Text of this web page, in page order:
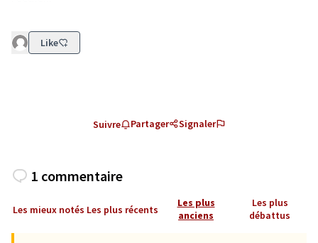
Like
Suivre Partager Signaler
1 commentaire
Les mieux notés Les plus récents
Les plus
anciens
Les plus
débattus